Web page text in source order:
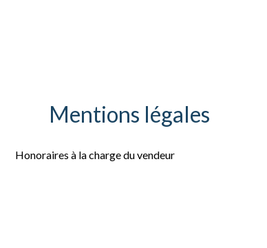
Mentions légales
Honoraires à la charge du vendeur